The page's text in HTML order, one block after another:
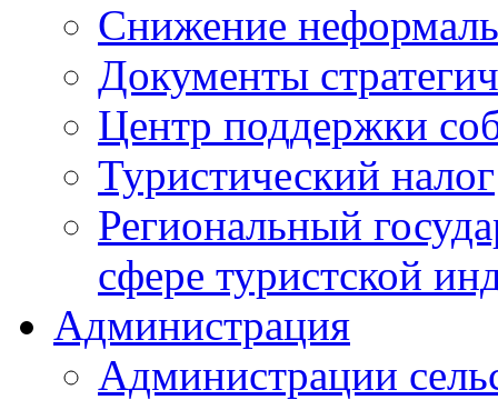
Снижение
Документы
Центр поддержки
Туристический налог
Региональный
сфере туристской
Администрация
Администрации